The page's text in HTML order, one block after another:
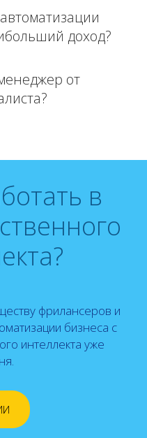
доход?
от
в
фрилансеров и
бизнеса с
интеллекта уже